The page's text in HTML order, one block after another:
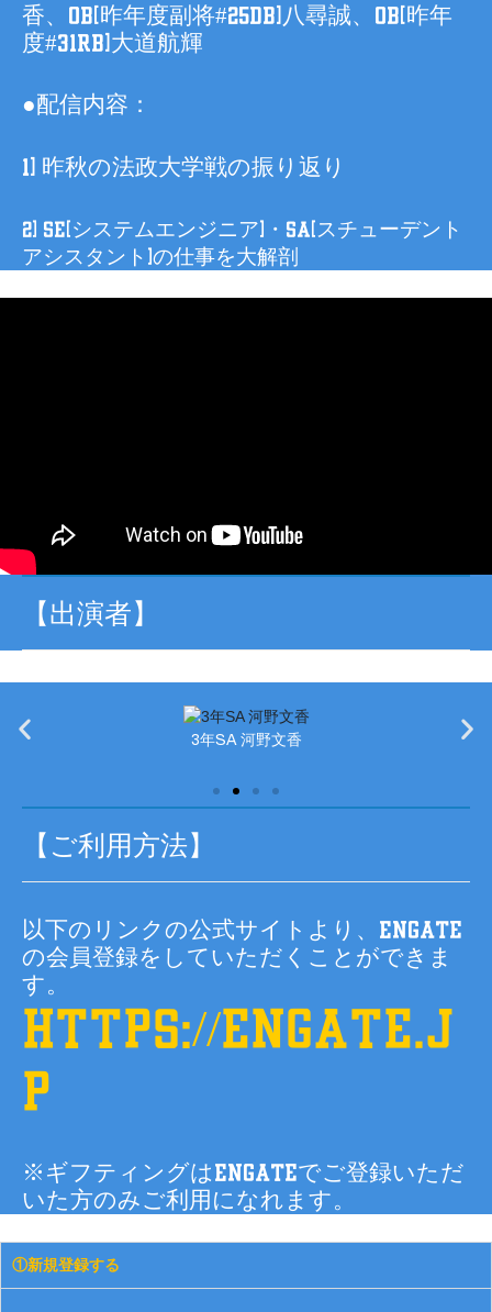
香、OB(昨年度副将#25DB)八尋誠、OB(昨年
度#31RB)大道航輝
●配信内容：
1) 昨秋の法政大学戦の振り返り
2) SE(システムエンジニア)・SA(スチューデント
アシスタント)の仕事を大解剖
【出演者】
3年SA 河野文香
【ご利用方法】
以下のリンクの公式サイトより、Engate
の会員登録をしていただくことができま
す。
https://engate.j
p
※ギフティングはEngateでご登録いただ
いた方のみご利用になれます。
①新規登録する